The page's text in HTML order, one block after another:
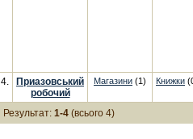
4.
Приазовський
робочий
Магазини (1) Книжки
Результат: 1-4 (всього 4)